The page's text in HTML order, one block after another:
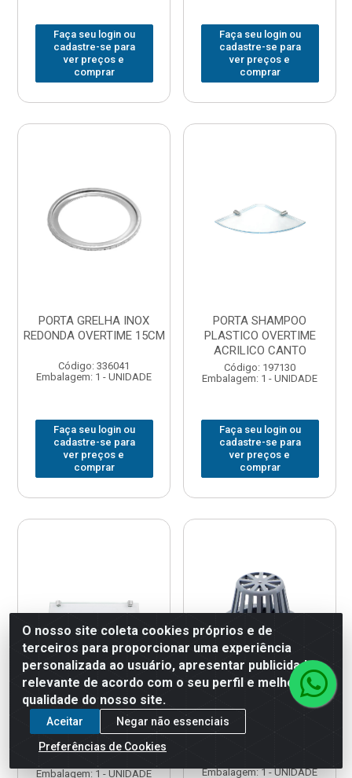
Faça seu login ou
cadastre-se para
ver preços e
comprar
Faça seu login ou
cadastre-se para
ver preços e
comprar
PORTA GRELHA INOX
REDONDA OVERTIME 15CM
Código: 336041
Embalagem: 1 - UNIDADE
Faça seu login ou
cadastre-se para
ver preços e
comprar
PORTA SHAMPOO
PLASTICO OVERTIME
ACRILICO CANTO
Código: 197130
Embalagem: 1 - UNIDADE
Faça seu login ou
cadastre-se para
ver preços e
comprar
PORTA SHAMPOO
PLASTICO OVERTIME
ACRILICO RETO
Embalagem: 1 - UNIDADE
PROTETOR CALHA
JAPONES No.01 3”( 75mm )
Embalagem: 1 - UNIDADE
O nosso site coleta cookies próprios e de
terceiros para proporcionar uma experiência
personalizada ao usuário, apresentar publicidade
relevante de acordo com o seu perfil e melhorar a
qualidade do nosso site.
Aceitar
Negar não essenciais
Preferências de Cookies